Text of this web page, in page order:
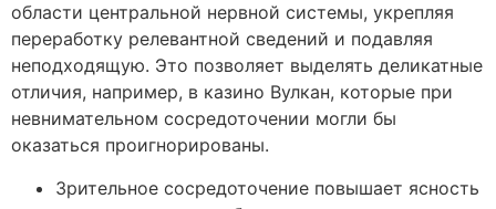
области центральной нервной системы, укрепляя
переработку релевантной сведений и подавляя
неподходящую. Это позволяет выделять деликатные
отличия, например, в казино Вулкан, которые при
невнимательном сосредоточении могли бы
оказаться проигнорированы.
Зрительное сосредоточение повышает ясность